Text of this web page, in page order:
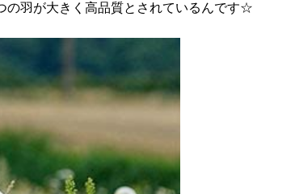
の羽が大きく高品質とされているんです☆